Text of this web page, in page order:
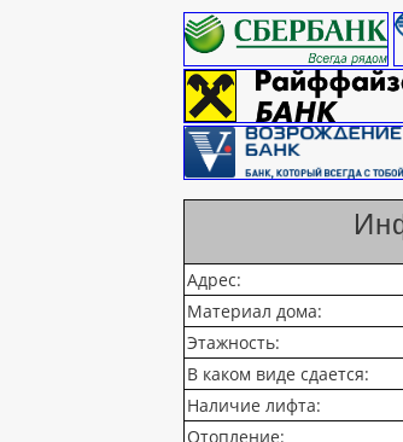
Адрес:
Материал дома:
Этажность:
В каком виде сдается:
Наличие лифта:
Отопление: